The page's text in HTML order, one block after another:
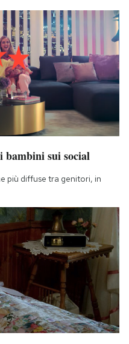
bambini sui social
più diffuse tra genitori, in